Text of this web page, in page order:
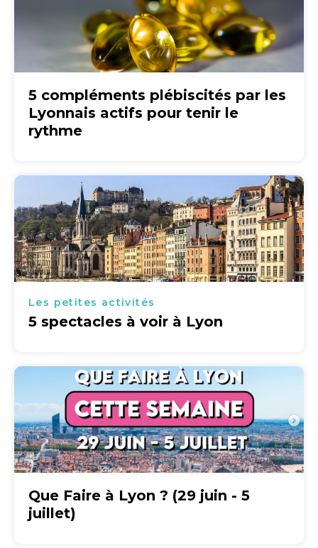
5 compléments plébiscités par les
Lyonnais actifs pour tenir le
rythme
Les petites activités
5 spectacles à voir à Lyon
Que Faire à Lyon ? (29 juin - 5
juillet)